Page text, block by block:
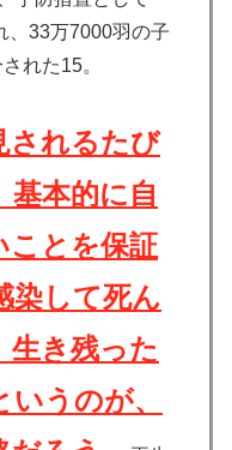
、33万7000羽の子
れた15。
されるたび
基本的に自
ことを保証
染して死ん
生き残った
うのが、